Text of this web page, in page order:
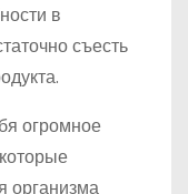
в
съесть
огромное
организма